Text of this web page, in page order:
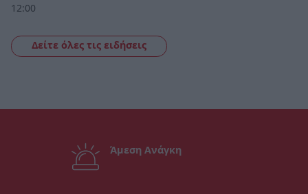
12:00
Δείτε όλες τις ειδήσεις
Άμεση Ανάγκη